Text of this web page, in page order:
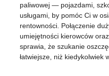
paliwowej — pojazdami,
usługami, by pomóc Ci w
rentowności. Połączenie
umiejętności kierowców
sprawia, że szukanie
łatwiejsze, niż kiedykolwiek